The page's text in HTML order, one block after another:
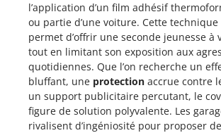
l’application d’un film adhésif
ou partie d’une voiture. Cette technique
permet d’offrir une seconde jeunesse à
tout en limitant son exposition aux
quotidiennes. Que l’on recherche un
bluffant, une protection accrue contre
un support publicitaire percutant, le
figure de solution polyvalente. Les
rivalisent d’ingéniosité pour proposer